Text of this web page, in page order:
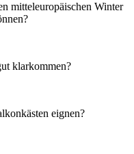
mitteleuropäischen Winter
klarkommen?
eignen?